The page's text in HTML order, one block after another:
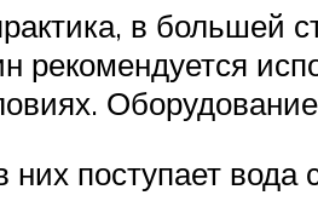
в большей
рекомендуется
Оборудование
поступает